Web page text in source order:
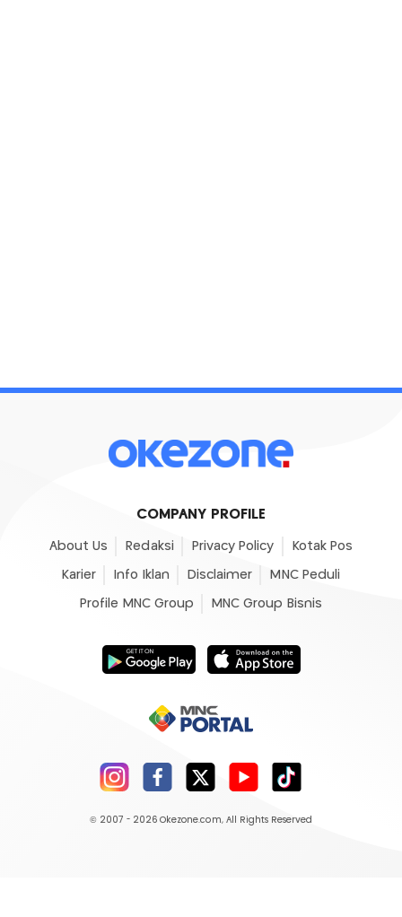
COMPANY PROFILE
About Us Redaksi Privacy Policy Kotak Pos
Karier Info Iklan Disclaimer MNC Peduli
Profile MNC Group MNC Group Bisnis
© 2007 - 2026 Okezone.com, All Rights Reserved